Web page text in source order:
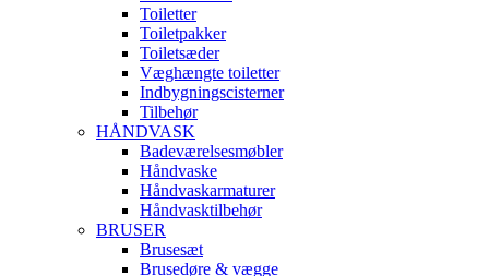
Toiletter
Toiletpakker
Toiletsæder
Væghængte toiletter
Indbygningscisterner
Tilbehør
HÅNDVASK
Badeværelsesmøbler
Håndvaske
Håndvaskarmaturer
Håndvasktilbehør
BRUSER
Brusesæt
Brusedøre & vægge